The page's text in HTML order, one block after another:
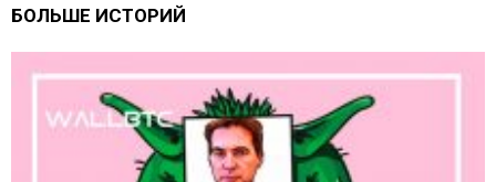
БОЛЬШЕ ИСТОРИЙ